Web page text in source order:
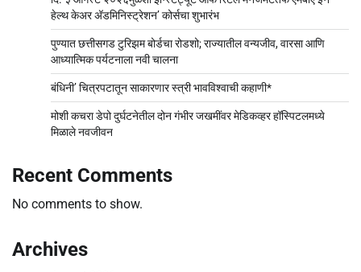
हेल्थ केअर अ‍ॅडमिनिस्ट्रेशन’ कोर्सचा शुभारंभ
पुण्यात छत्तीसगड टुरिझम बोर्डचा रोडशो; राज्यातील वन्यजीव, वारसा आणि
आध्यात्मिक पर्यटनाला नवी चालना
बंधिनी’ चित्रपटातून साकारणार स्त्री भावविश्वाची कहाणी*
मोशी कचरा डेपो दुर्घटनेतील दोन गंभीर जखमींवर मेडिकव्हर हॉस्पिटलमध्ये
मिळाले नवजीवन
Recent Comments
No comments to show.
Archives